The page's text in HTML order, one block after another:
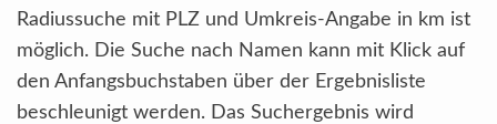
Radiussuche mit PLZ und Umkreis-Angabe in km ist
möglich. Die Suche nach Namen kann mit Klick auf
den Anfangsbuchstaben über der Ergebnisliste
beschleunigt werden. Das Suchergebnis wird